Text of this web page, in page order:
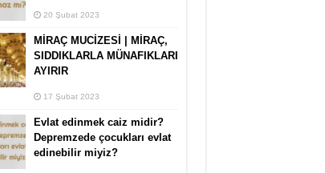
20 Şubat 2023
MİRAÇ MUCİZESİ | MİRAÇ,
SIDDIKLARLA MÜNAFIKLARI
AYIRIR
17 Şubat 2023
Evlat edinmek caiz midir?
Depremzede çocukları evlat
edinebilir miyiz?